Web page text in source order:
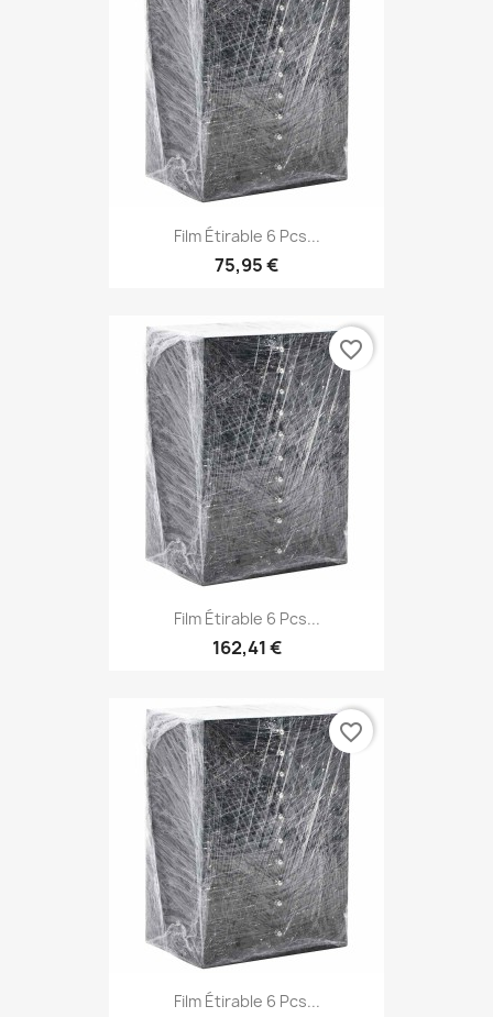
Film Étirable 6 Pcs...
75,95 €
Film Étirable 6 Pcs...
162,41 €
favorite_border
Film Étirable 6 Pcs...
favorite_border